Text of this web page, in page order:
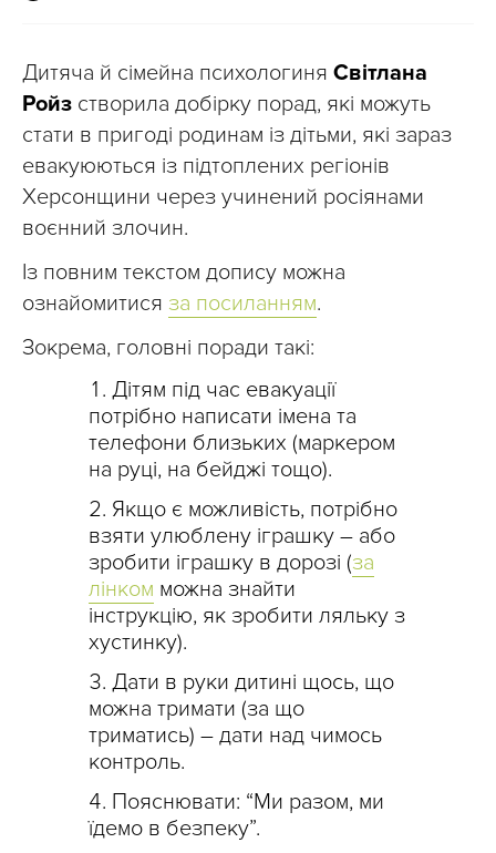
Дитяча й сімейна психологиня Світлана
Ройз створила добірку порад, які можуть
стати в пригоді родинам із дітьми, які зараз
евакуюються із підтоплених регіонів
Херсонщини через учинений росіянами
воєнний злочин.
Із повним текстом допису можна
ознайомитися за посиланням.
Зокрема, головні поради такі:
Дітям під час евакуації
потрібно написати імена та
телефони близьких (маркером
на руці, на бейджі тощо).
Якщо є можливість, потрібно
взяти улюблену іграшку – або
зробити іграшку в дорозі (за
лінком можна знайти
інструкцію, як зробити ляльку з
хустинку).
Дати в руки дитині щось, що
можна тримати (за що
триматись) – дати над чимось
контроль.
Пояснювати: “Ми разом, ми
їдемо в безпеку”.